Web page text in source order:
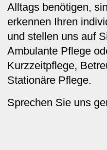
Alltags benötigen,
erkennen Ihren
und stellen uns auf
Ambulante Pflege
Kurzzeitpflege,
Stationäre Pflege.
Sprechen Sie uns